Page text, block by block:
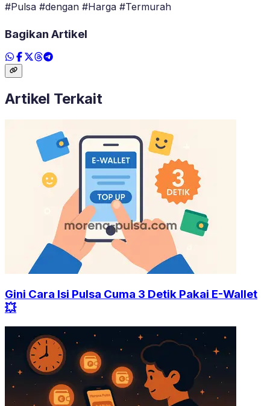
#Pulsa #dengan #Harga #Termurah
Bagikan Artikel
Artikel Terkait
Gini Cara Isi Pulsa Cuma 3 Detik Pakai E-Wallet
💥